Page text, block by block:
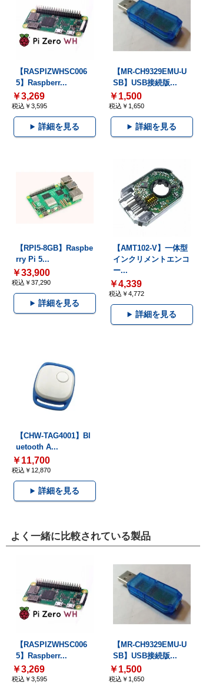
【RASPIZWHSC006
5】Raspberr...
￥3,269
税込￥3,595
詳細を見る
【MR-CH9329EMU-U
SB】USB接続版...
￥1,500
税込￥1,650
詳細を見る
【RPI5-8GB】Raspbe
rry Pi 5...
￥33,900
税込￥37,290
詳細を見る
【AMT102-V】一体型
インクリメントエンコ
ー...
￥4,339
税込￥4,772
詳細を見る
【CHW-TAG4001】Bl
uetooth A...
￥11,700
税込￥12,870
詳細を見る
よく一緒に比較されている製品
【RASPIZWHSC006
5】Raspberr...
￥3,269
税込￥3,595
【MR-CH9329EMU-U
SB】USB接続版...
￥1,500
税込￥1,650